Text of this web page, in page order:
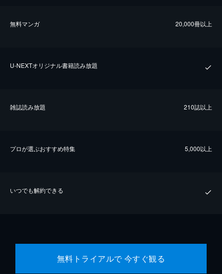
無料マンガ 20,000冊以上
U-NEXTオリジナル書籍読み放題
雑誌読み放題 210誌以上
プロが選ぶおすすめ特集 5,000以上
いつでも解約できる
無料トライアルで 今すぐ観る